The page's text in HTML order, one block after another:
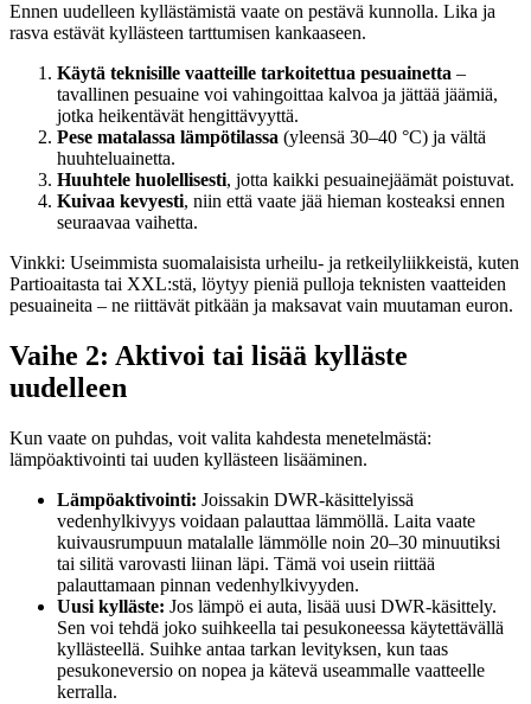
Ennen uudelleen kyllästämistä vaate on pestävä kunnolla. Lika ja
rasva estävät kyllästeen tarttumisen kankaaseen.
Käytä teknisille vaatteille tarkoitettua pesuainetta –
tavallinen pesuaine voi vahingoittaa kalvoa ja jättää jäämiä,
jotka heikentävät hengittävyyttä.
Pese matalassa lämpötilassa (yleensä 30–40 °C) ja vältä
huuhteluainetta.
Huuhtele huolellisesti, jotta kaikki pesuainejäämät poistuvat.
Kuivaa kevyesti, niin että vaate jää hieman kosteaksi ennen
seuraavaa vaihetta.
Vinkki: Useimmista suomalaisista urheilu- ja retkeilyliikkeistä, kuten
Partioaitasta tai XXL:stä, löytyy pieniä pulloja teknisten vaatteiden
pesuaineita – ne riittävät pitkään ja maksavat vain muutaman euron.
Vaihe 2: Aktivoi tai lisää kylläste
uudelleen
Kun vaate on puhdas, voit valita kahdesta menetelmästä:
lämpöaktivointi tai uuden kyllästeen lisääminen.
Lämpöaktivointi: Joissakin DWR-käsittelyissä
vedenhylkivyys voidaan palauttaa lämmöllä. Laita vaate
kuivausrumpuun matalalle lämmölle noin 20–30 minuutiksi
tai silitä varovasti liinan läpi. Tämä voi usein riittää
palauttamaan pinnan vedenhylkivyyden.
Uusi kylläste: Jos lämpö ei auta, lisää uusi DWR-käsittely.
Sen voi tehdä joko suihkeella tai pesukoneessa käytettävällä
kyllästeellä. Suihke antaa tarkan levityksen, kun taas
pesukoneversio on nopea ja kätevä useammalle vaatteelle
kerralla.